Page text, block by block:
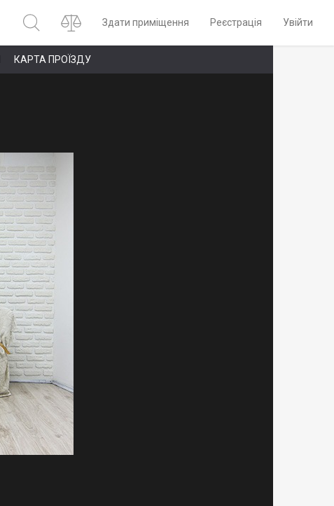
Здати приміщення Реєстрація Увійти
КАРТА ПРОЇЗДУ